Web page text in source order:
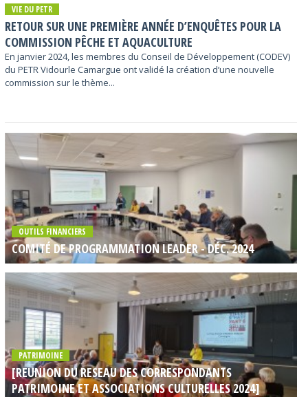
VIE DU PETR
RETOUR SUR UNE PREMIÈRE ANNÉE D’ENQUÊTES POUR LA
COMMISSION PÊCHE ET AQUACULTURE
En janvier 2024, les membres du Conseil de Développement (CODEV)
du PETR Vidourle Camargue ont validé la création d’une nouvelle
commission sur le thème...
OUTILS FINANCIERS
COMITÉ DE PROGRAMMATION LEADER - DÉC. 2024
PATRIMOINE
[REUNION DU RESEAU DES CORRESPONDANTS
PATRIMOINE ET ASSOCIATIONS CULTURELLES 2024]